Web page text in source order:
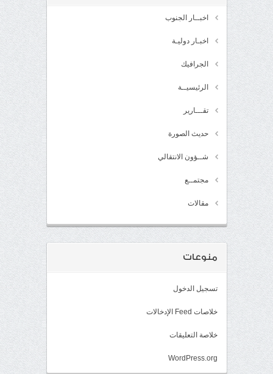
اخبــار الجنوب
اخبـار دوليـة
الجرافيك
الرئيسيــة
تقـــارير
حديث الصورة
شــؤون الانتقالي
مجتمــع
مقالات
منوعات
تسجيل الدخول
خلاصات Feed الإدخالات
خلاصة التعليقات
WordPress.org